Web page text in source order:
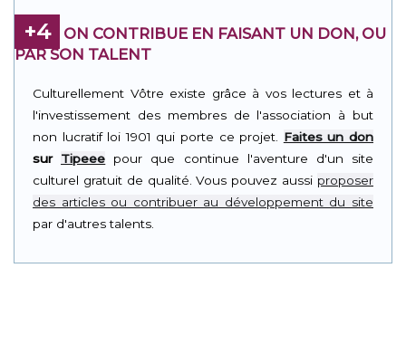
+4
ON CONTRIBUE EN FAISANT UN DON, OU
PAR SON TALENT
Culturellement Vôtre existe grâce à vos lectures et à
l'investissement des membres de l'association à but
non lucratif loi 1901 qui porte ce projet. Faites un don
sur Tipeee pour que continue l'aventure d'un site
culturel gratuit de qualité. Vous pouvez aussi proposer
des articles ou contribuer au développement du site
par d'autres talents.